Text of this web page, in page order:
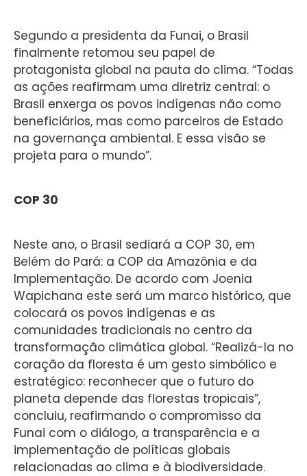
Segundo a presidenta da Funai, o Brasil
finalmente retomou seu papel de
protagonista global na pauta do clima. “Todas
as ações reafirmam uma diretriz central: o
Brasil enxerga os povos indígenas não como
beneficiários, mas como parceiros de Estado
na governança ambiental. E essa visão se
projeta para o mundo”.
COP 30
Neste ano, o Brasil sediará a COP 30, em
Belém do Pará: a COP da Amazônia e da
Implementação. De acordo com Joenia
Wapichana este será um marco histórico, que
colocará os povos indígenas e as
comunidades tradicionais no centro da
transformação climática global. “Realizá-la no
coração da floresta é um gesto simbólico e
estratégico: reconhecer que o futuro do
planeta depende das florestas tropicais”,
concluiu, reafirmando o compromisso da
Funai com o diálogo, a transparência e a
implementação de políticas globais
relacionadas ao clima e à biodiversidade.